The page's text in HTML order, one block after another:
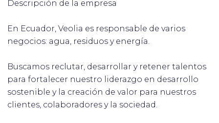
Descripción de la empresa
En Ecuador, Veolia es responsable de varios
negocios: agua, residuos y energía.
Buscamos reclutar, desarrollar y retener talentos
para fortalecer nuestro liderazgo en desarrollo
sostenible y la creación de valor para nuestros
clientes, colaboradores y la sociedad.